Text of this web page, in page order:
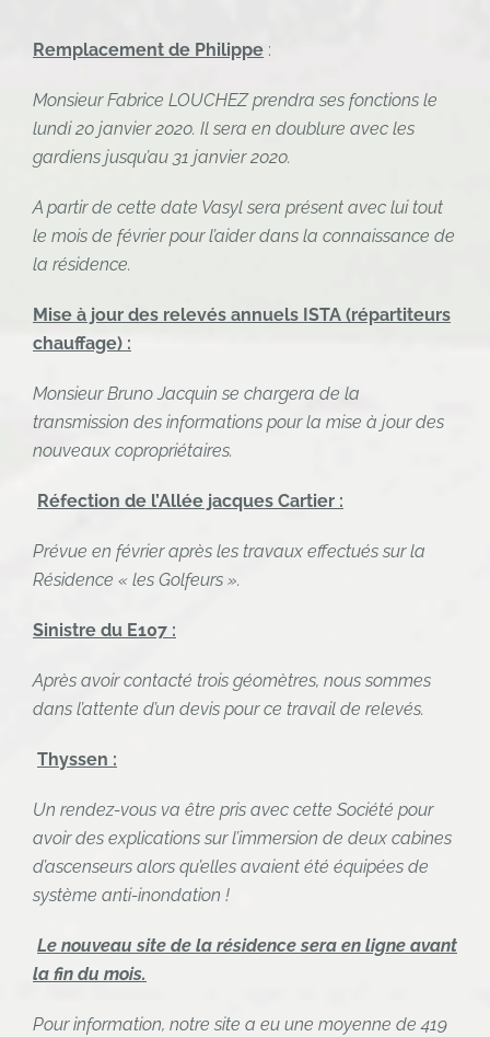
Remplacement de Philippe :
Monsieur Fabrice LOUCHEZ prendra ses fonctions le
lundi 20 janvier 2020. Il sera en doublure avec les
gardiens jusqu’au 31 janvier 2020.
A partir de cette date Vasyl sera présent avec lui tout
le mois de février pour l’aider dans la connaissance de
la résidence.
Mise à jour des relevés annuels ISTA (répartiteurs
chauffage) :
Monsieur Bruno Jacquin se chargera de la
transmission des informations pour la mise à jour des
nouveaux copropriétaires.
Réfection de l’Allée jacques Cartier :
Prévue en février après les travaux effectués sur la
Résidence « les Golfeurs ».
Sinistre du E107 :
Après avoir contacté trois géomètres, nous sommes
dans l’attente d’un devis pour ce travail de relevés.
Thyssen :
Un rendez-vous va être pris avec cette Société pour
avoir des explications sur l’immersion de deux cabines
d’ascenseurs alors qu’elles avaient été équipées de
système anti-inondation !
Le nouveau site de la résidence sera en ligne avant
la fin du mois.
Pour information, notre site a eu une moyenne de 419